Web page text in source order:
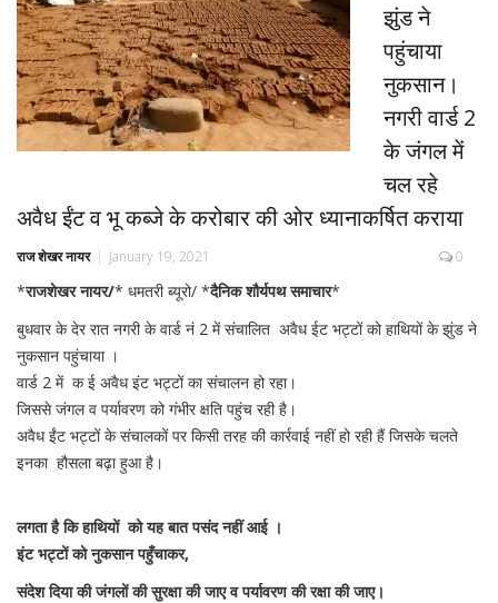
झुंड ने
पहुंचाया
नुकसान।
नगरी वार्ड 2
के जंगल में
चल रहे
अवैध ईंट व भू कब्जे के करोबार की ओर ध्यानाकर्षित कराया
राज शेखर नायर January 19, 2021 0
*राजशेखर नायर/* धमतरी ब्यूरो/ *दैनिक शौर्यपथ समाचार*
बुधवार के देर रात नगरी के वार्ड नं 2 में संचालित अवैध ईट भट्टों को हाथियों के झुंड ने
नुकसान पहुंचाया ।
वार्ड 2 में क ई अवैध इंट भट्टों का संचालन हो रहा।
जिससे जंगल व पर्यावरण को गंभीर क्षति पहुंच रही है।
अवैध ईंट भट्टों के संचालकों पर किसी तरह की कार्रवाई नहीं हो रही हैं जिसके चलते
इनका हौसला बढ़ा हुआ है।
लगता है कि हाथियों को यह बात पसंद नहीं आई ।
इंट भट्टों को नुकसान पहुँचाकर,
संदेश दिया की जंगलों की सुरक्षा की जाए व पर्यावरण की रक्षा की जाए।